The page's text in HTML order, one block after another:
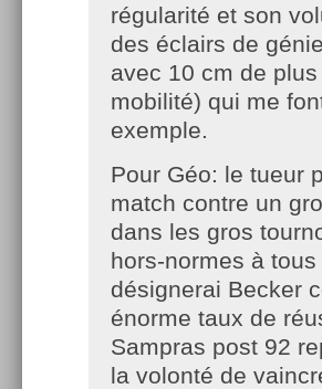
régularité et son
des éclairs de
avec 10 cm de
mobilité) qui me
exemple.
Pour Géo: le tueur
match contre un
dans les gros
hors-normes à
désignerai Becker
énorme taux de
Sampras post 92
la volonté de